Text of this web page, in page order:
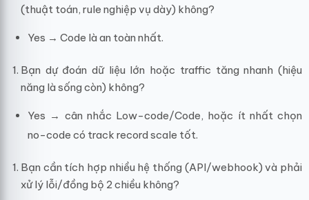
(thuật toán, rule nghiệp vụ dày) không?
Yes → Code là an toàn nhất.
Bạn dự đoán dữ liệu lớn hoặc traffic tăng nhanh (hiệu
năng là sống còn) không?
Yes → cân nhắc Low-code/Code, hoặc ít nhất chọn
no-code có track record scale tốt.
Bạn cần tích hợp nhiều hệ thống (API/webhook) và phải
xử lý lỗi/đồng bộ 2 chiều không?